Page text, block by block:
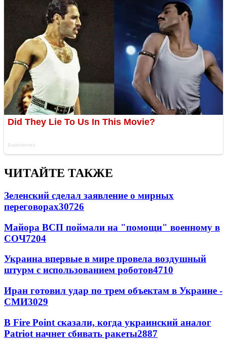
ЧИТАЙТЕ ТАКЖЕ
Зеленский сделал заявление о мирных
переговорах30726
Майора ВСП поймали на "помощи" военному в
СОЧ7204
Украина впервые в мире провела воздушный
штурм с использованием роботов4710
Иран готовил удар по трем объектам в Украине -
СМИ3029
В Fire Point сказали, когда украинский аналог
Patriot начнет сбивать ракеты2887